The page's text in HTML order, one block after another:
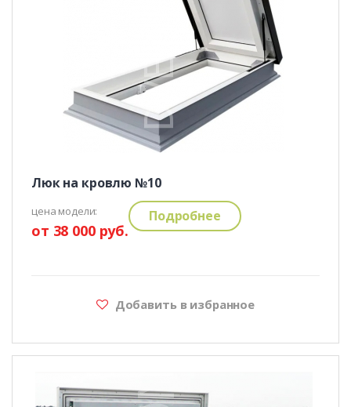
Люк на кровлю №10
цена модели:
от 38 000 руб.
Подробнее
Добавить в избранное